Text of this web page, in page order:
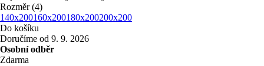
Rozměr (4)
140x200160x200180x200200x200
Do košíku
Doručíme od 9. 9. 2026
Osobní odběr
Zdarma